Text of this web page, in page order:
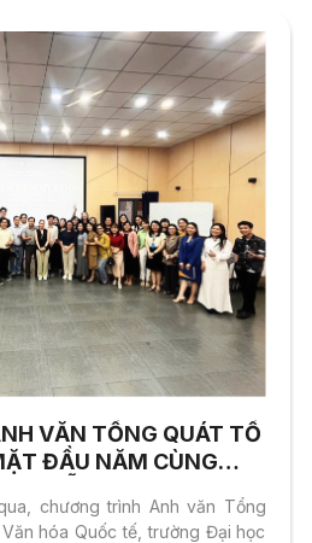
tế Phú Đông (Phu Dong
Phu Dong Lotus Kindergarten là
phát huy...
VĂN TỔNG QUÁT TỔ
ĐẦU NĂM CÙNG
chương trình Anh văn Tổng
hóa Quốc tế, trường Đại học